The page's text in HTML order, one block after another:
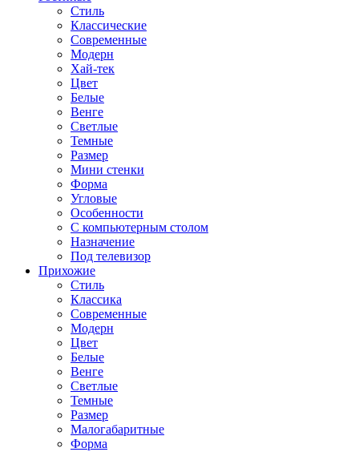
Стиль
Классические
Современные
Модерн
Хай-тек
Цвет
Белые
Венге
Светлые
Темные
Размер
Мини стенки
Форма
Угловые
Особенности
С компьютерным столом
Назначение
Под телевизор
Прихожие
Стиль
Классика
Современные
Модерн
Цвет
Белые
Венге
Светлые
Темные
Размер
Малогабаритные
Форма